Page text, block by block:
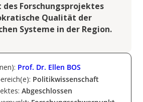
Forschungsprojektes
Qualität der
Systeme in der Region.
Prof. Dr. Ellen BOS
Politikwissenschaft
Abgeschlossen